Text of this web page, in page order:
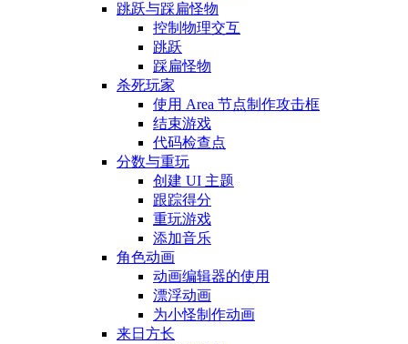
跳跃与踩扁怪物
控制物理交互
跳跃
踩扁怪物
杀死玩家
使用 Area 节点制作攻击框
结束游戏
代码检查点
分数与重玩
创建 UI 主题
跟踪得分
重玩游戏
添加音乐
角色动画
动画编辑器的使用
漂浮动画
为小怪制作动画
来日方长